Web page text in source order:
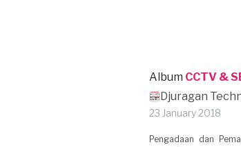
Album CCTV &
Djuragan
23 January 2018
Pengadaan dan